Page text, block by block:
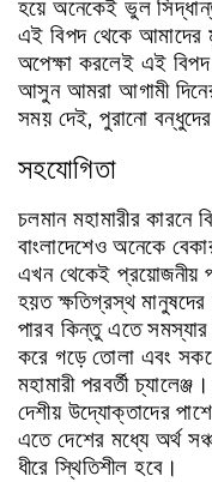
হয়ে অনেকেই ভুল
এই বিপদ থেকে আমাদের
অপেক্ষা করলেই এই বিপদ
আসুন আমরা আগামী
সময় দেই,পুরানো বন্ধুদের
সহযোগিতা
চলমান মহামারীর কারনে
বাংলাদেশেও অনেকে
এখন থেকেই প্রয়োজনীয়
হয়ত ক্ষতিগ্রস্থ মানুষদের
পারব কিন্তু এতে সমস্যার
করে গড়ে তোলা এবং
মহামারী পরবর্তী চ্যালেঞ্জ।
দেশীয় উদ্যোক্তাদের পাশে
এতে দেশের মধ্যে অর্থ
ধীরে স্থিতিশীল হবে।